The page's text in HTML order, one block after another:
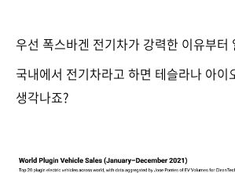
우선 폭스바겐 전기차가 강력한 이유부터
국내에서 전기차라고 하면 테슬라나 아이
생각나죠?